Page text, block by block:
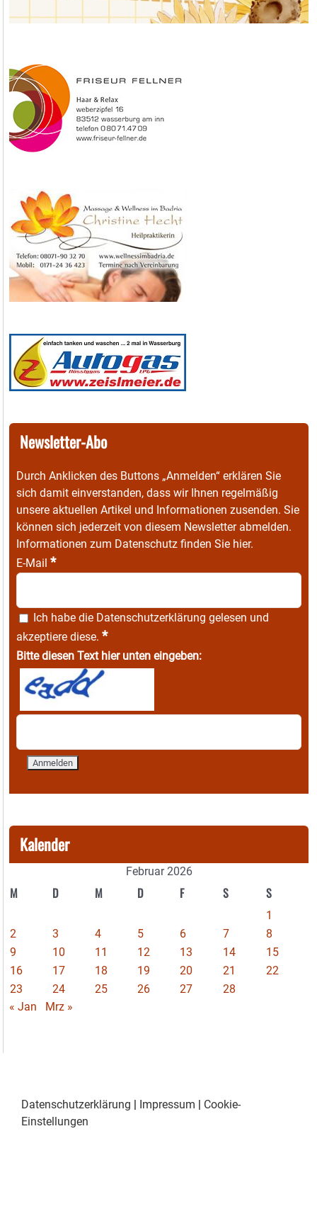
Newsletter-Abo
Durch Anklicken des Buttons „Anmelden“ erklären Sie
sich damit einverstanden, dass wir Ihnen regelmäßig
unsere aktuellen Artikel und Informationen zusenden. Sie
können sich jederzeit von diesem Newsletter abmelden.
Informationen zum Datenschutz finden Sie hier.
E-Mail *
Ich habe die Datenschutzerklärung gelesen und
akzeptiere diese. *
Bitte diesen Text hier unten eingeben:
Kalender
Februar 2026
M D M D F S S
1
2
3 4 5 6 7
8
9
10 11 12 13 14
15
16
17 18 19 20 21
22
23
24 25 26 27
28
« Jan
Mrz »
Datenschutzerklärung | Impressum | Cookie-
Einstellungen